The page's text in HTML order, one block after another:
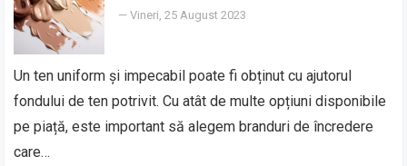
—Vineri, 25 August 2023
Un ten uniform și impecabil poate fi obținut cu ajutorul
fondului de ten potrivit. Cu atât de multe opțiuni disponibile
pe piață, este important să alegem branduri de încredere
care…